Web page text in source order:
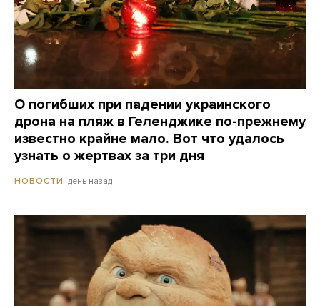
О погибших при падении украинского
дрона на пляж в Геленджике по-прежнему
известно крайне мало. Вот что удалось
узнать о жертвах за три дня
НОВОСТИ день назад